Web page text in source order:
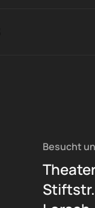
Besucht
Stiftstr.